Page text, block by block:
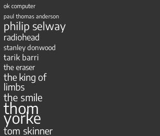
ok computer
paul thomas anderson
philip selway
radiohead
stanley donwood
tarik barri
the eraser
the king of
limbs
the smile
thom
yorke
tom skinner